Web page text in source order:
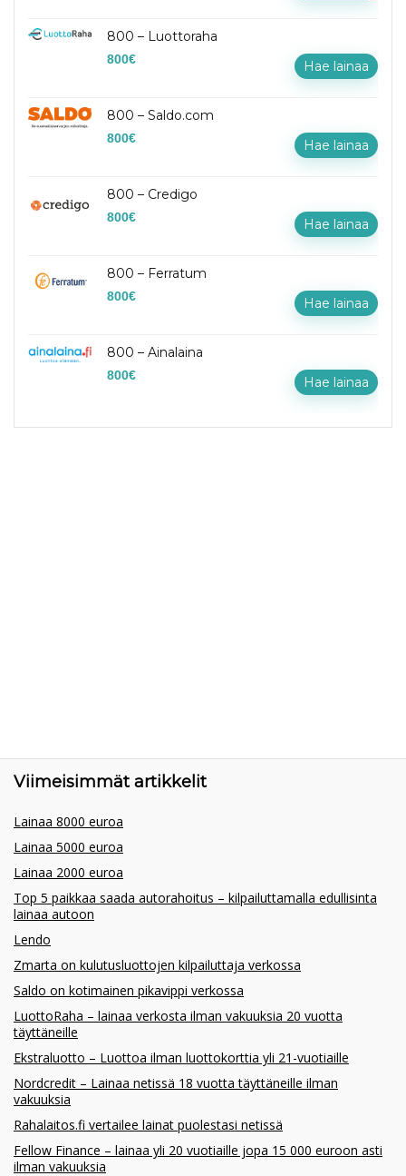
800 – Luottoraha
800€ Hae lainaa
800 – Saldo.com
800€ Hae lainaa
800 – Credigo
800€ Hae lainaa
800 – Ferratum
800€ Hae lainaa
800 – Ainalaina
800€ Hae lainaa
Viimeisimmät artikkelit
Lainaa 8000 euroa
Lainaa 5000 euroa
Lainaa 2000 euroa
Top 5 paikkaa saada autorahoitus – kilpailuttamalla edullisinta
lainaa autoon
Lendo
Zmarta on kulutusluottojen kilpailuttaja verkossa
Saldo on kotimainen pikavippi verkossa
LuottoRaha – lainaa verkosta ilman vakuuksia 20 vuotta
täyttäneille
Ekstraluotto – Luottoa ilman luottokorttia yli 21-vuotiaille
Nordcredit – Lainaa netissä 18 vuotta täyttäneille ilman
vakuuksia
Rahalaitos.fi vertailee lainat puolestasi netissä
Fellow Finance – lainaa yli 20 vuotiaille jopa 15 000 euroon asti
ilman vakuuksia